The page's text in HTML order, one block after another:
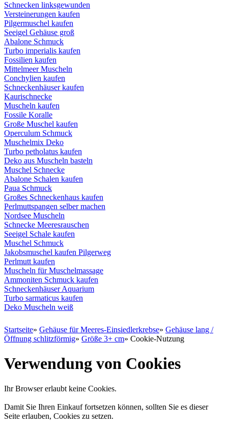
Schnecken linksgewunden
Versteinerungen kaufen
Pilgermuschel kaufen
Seeigel Gehäuse groß
Abalone Schmuck
Turbo imperialis kaufen
Fossilien kaufen
Mittelmeer Muscheln
Conchylien kaufen
Schneckenhäuser kaufen
Kaurischnecke
Muscheln kaufen
Fossile Koralle
Große Muschel kaufen
Operculum Schmuck
Muschelmix Deko
Turbo petholatus kaufen
Deko aus Muscheln basteln
Muschel Schnecke
Abalone Schalen kaufen
Paua Schmuck
Großes Schneckenhaus kaufen
Perlmuttspangen selber machen
Nordsee Muscheln
Schnecke Meeresrauschen
Seeigel Schale kaufen
Muschel Schmuck
Jakobsmuschel kaufen Pilgerweg
Perlmutt kaufen
Muscheln für Muschelmassage
Ammoniten Schmuck kaufen
Schneckenhäuser Aquarium
Turbo sarmaticus kaufen
Deko Muscheln weiß
Startseite» Gehäuse für Meeres-Einsiedlerkrebse» Gehäuse lang /
Öffnung schlitzförmig» Größe 3+ cm» Cookie-Nutzung
Verwendung von Cookies
Ihr Browser erlaubt keine Cookies.
Damit Sie Ihren Einkauf fortsetzen können, sollten Sie es dieser
Seite erlauben, Cookies zu setzen.